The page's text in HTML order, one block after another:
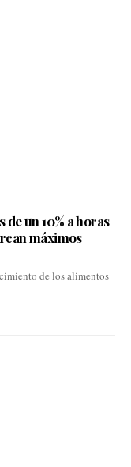
un 10% a horas
máximos
de los alimentos